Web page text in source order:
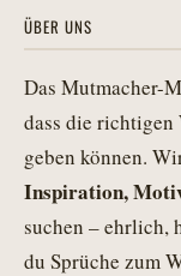
ÜBER UNS
Das Mutmacher-
dass die
geben können.
Inspiration,
suchen – ehrlich,
du Sprüche zum